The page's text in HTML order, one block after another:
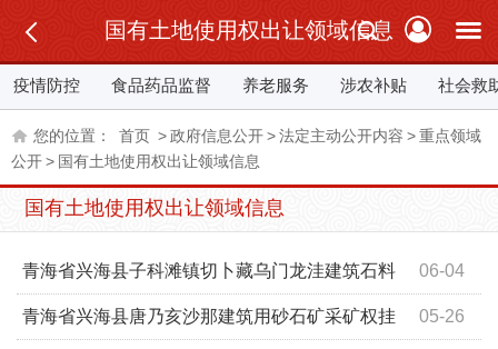
国有土地使用权出让领域信息
疫情防控 食品药品监督 养老服务 涉农补贴 社会救
您的位置： 首页 >政府信息公开>法定主动公开内容 >重点领域
公开> 国有土地使用权出让领域信息
国有土地使用权出让领域信息
06-04
青海省兴海县子科滩镇切卜藏乌门龙洼建筑石料
用片麻岩矿采矿权挂牌出让结果公示 05-26
青海省兴海县唐乃亥沙那建筑用砂石矿采矿权挂